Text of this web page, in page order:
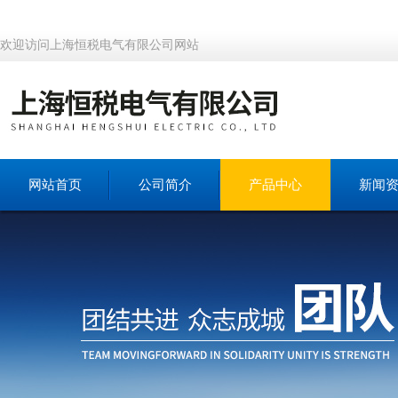
欢迎访问上海恒税电气有限公司网站
网站首页 公司简介 产品中心 新闻